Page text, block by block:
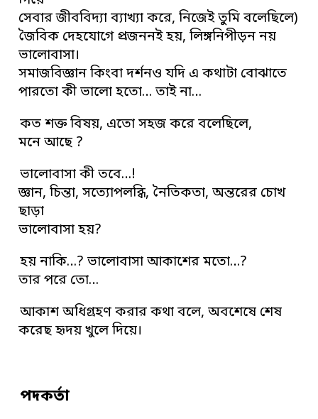
সেবার জীববিদ্যা ব্যাখ্যা করে, নিজেই তুমি বলেছিলে)
জৈবিক দেহযোগে প্রজননই হয়, লিঙ্গনিপীড়ন নয়
ভালোবাসা।
সমাজবিজ্ঞান কিংবা দর্শনও যদি এ কথাটা বোঝাতে
পারতো কী ভালো হতো… তাই না…
কত শক্ত বিষয়, এতো সহজ করে বলেছিলে,
মনে আছে ?
ভালোবাসা কী তবে…!
জ্ঞান, চিন্তা, সত্যোপলব্ধি, নৈতিকতা, অন্তরের চোখ
ছাড়া
ভালোবাসা হয়?
হয় নাকি…? ভালোবাসা আকাশের মতো…?
তার পরে তো…
আকাশ অধিগ্রহণ করার কথা বলে, অবশেষে শেষ
করেছ হৃদয় খুলে দিয়ে।
পদকর্তা